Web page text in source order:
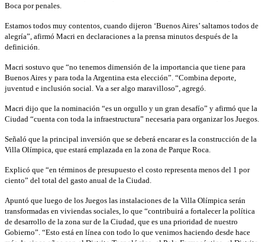
Boca por penales.
Estamos todos muy contentos, cuando dijeron ‘Buenos Aires’ saltamos todos de
alegría”, afirmó Macri en declaraciones a la prensa minutos después de la
definición.
Macri sostuvo que “no tenemos dimensión de la importancia que tiene para
Buenos Aires y para toda la Argentina esta elección”. “Combina deporte,
juventud e inclusión social. Va a ser algo maravilloso”, agregó.
Macri dijo que la nominación “es un orgullo y un gran desafío” y afirmó que la
Ciudad “cuenta con toda la infraestructura” necesaria para organizar los Juegos.
Señaló que la principal inversión que se deberá encarar es la construcción de la
Villa Olímpica, que estará emplazada en la zona de Parque Roca.
Explicó que “en términos de presupuesto el costo representa menos del 1 por
ciento” del total del gasto anual de la Ciudad.
Apuntó que luego de los Juegos las instalaciones de la Villa Olímpica serán
transformadas en viviendas sociales, lo que “contribuirá a fortalecer la política
de desarrollo de la zona sur de la Ciudad, que es una prioridad de nuestro
Gobierno”. “Esto está en línea con todo lo que venimos haciendo desde hace